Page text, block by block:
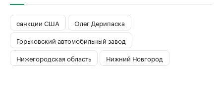
санкции США
Олег Дерипаска
Горьковский автомобильный завод
Нижегородская область
Нижний Новгород